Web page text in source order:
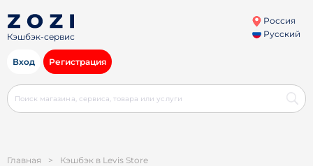
Кэшбэк-сервис
Россия
Русский
Вход Регистрация
Главная > Кэшбэк в Levis Store